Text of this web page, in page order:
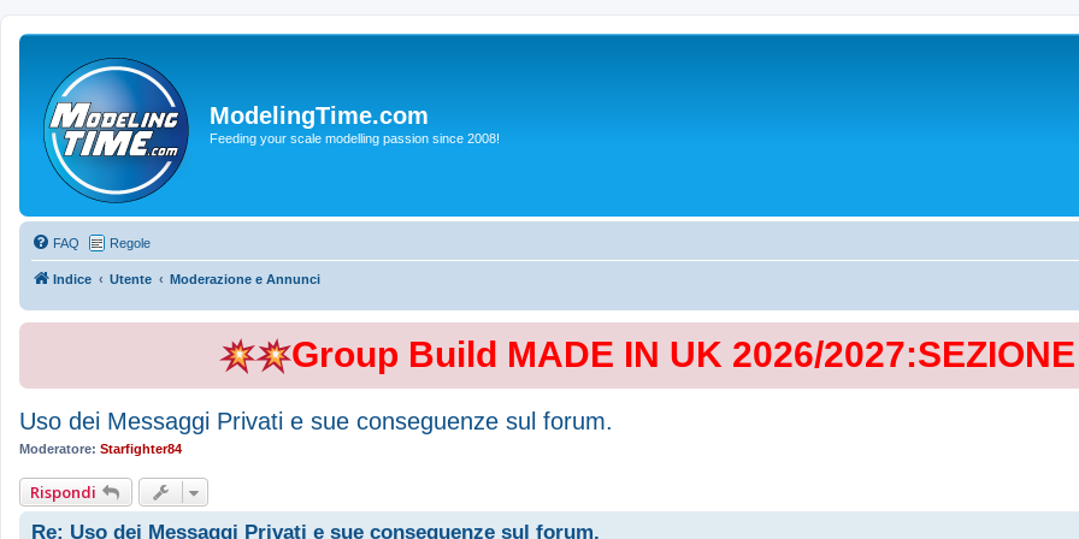
ModelingTime.com
Feeding your scale modelling passion since 2008!
FAQ Regole
Indice Utente Moderazione e Annunci
Group Build MADE IN UK 2026/
Uso dei Messaggi Privati e sue conseguenze sul forum.
Moderatore: Starfighter84
Rispondi
Re: Uso dei Messaggi Privati e sue conseguenze sul forum.